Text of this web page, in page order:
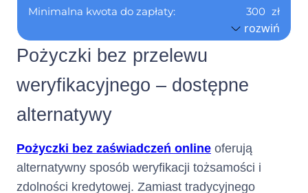
Minimalna kwota do zapłaty:
300 zł
04.09.2026
Tabela Opłat Formularz Informacyjny
rozwiń
Numer
telefonu :
(informacja ta ma charakter
opcjonalny)
Nie dotyczy
(informacja ta ma charakter
opcjonalny)
Pożyczki bez przelewu
weryfikacyjnego – dostępne
alternatywy
Pożyczki bez zaświadczeń online oferują
alternatywny sposób weryfikacji tożsamości i
zdolności kredytowej. Zamiast tradycyjnego